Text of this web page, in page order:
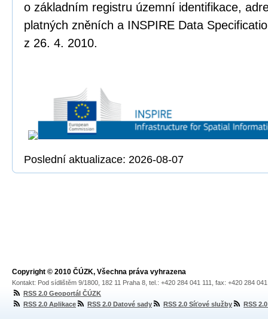
o základním registru územní identifikace,
platných zněních a INSPIRE Data
z 26. 4. 2010.
Poslední aktualizace: 2026-08-07
Copyright © 2010 ČÚZK, Všechna práva vyhrazena
Kontakt: Pod sídlištěm 9/1800, 182 11 Praha 8, tel.: +420 284 041 111, fax: +420 284
RSS 2.0 Geoportál ČÚZK
RSS 2.0 Aplikace
RSS 2.0 Datové sady RSS 2.0 Síťové služby RSS